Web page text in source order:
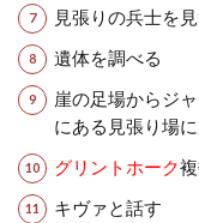
見張りの兵士を
遺体を調べる
崖の足場からジ
にある見張り場
グリントホーク
キヴァと話す